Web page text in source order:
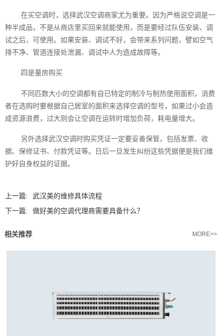
在买空调时，选择武汉空调‍商家尤为重要。因为严格说空调是一
种半成品，不是从商店里买回来就能使用，而是要经过队伍安装、调
试之后，可使用。如果安装、调试不好，会带来系列问题，譬如空气
排不净、管道连接处泄漏、调试中人为造成故障等。
四是量房购买
不同匹数大小的空调都有自已特定的制冷与制热使用面积，消费
者在选购时要根据自己居室的面积来选择空调的型号，如果过小会造
成资源浪费，过大则会让空调在运转时增加负荷，耗电量增大。
另外选择武汉空调‍时购买凭证一定要妥善保管，包括发票、收
据、保修证书、付款凭证等。日后一旦发生纠纷这些凭据便是我们维
护好自身权益的证据。
上一篇:
武汉美的维修具体流程
下一篇:
做好美的空调代理商需要具备什么？
相关推荐 MORE>>